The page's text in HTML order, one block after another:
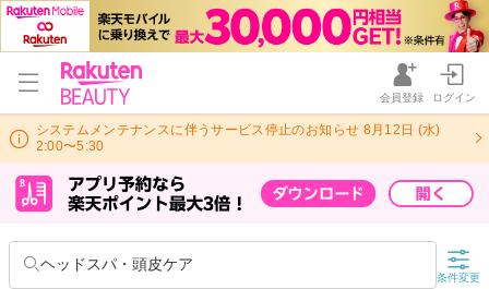
会員登録 ログイン
システムメンテナンスに伴うサービス停止のお知らせ 8月12日 (水)
2:00〜5:30
ヘッドスパ・頭皮ケア
条件変更